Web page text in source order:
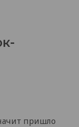
пришло